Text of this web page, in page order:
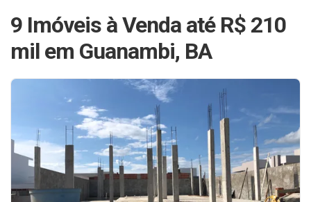
9 Imóveis à Venda até R$ 210
mil em Guanambi, BA